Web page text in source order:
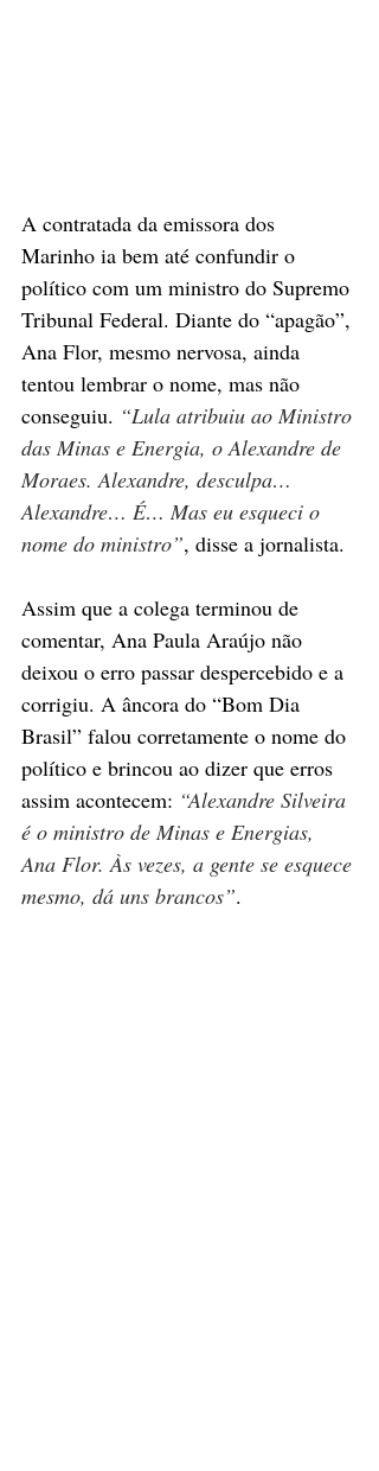
A contratada da emissora dos
Marinho ia bem até confundir o
político com um ministro do Supremo
Tribunal Federal. Diante do “apagão”,
Ana Flor, mesmo nervosa, ainda
tentou lembrar o nome, mas não
conseguiu. “Lula atribuiu ao Ministro
das Minas e Energia, o Alexandre de
Moraes. Alexandre, desculpa…
Alexandre… É… Mas eu esqueci o
nome do ministro”, disse a jornalista.
Assim que a colega terminou de
comentar, Ana Paula Araújo não
deixou o erro passar despercebido e a
corrigiu. A âncora do “Bom Dia
Brasil” falou corretamente o nome do
político e brincou ao dizer que erros
assim acontecem: “Alexandre Silveira
é o ministro de Minas e Energias,
Ana Flor. Às vezes, a gente se esquece
mesmo, dá uns brancos”.